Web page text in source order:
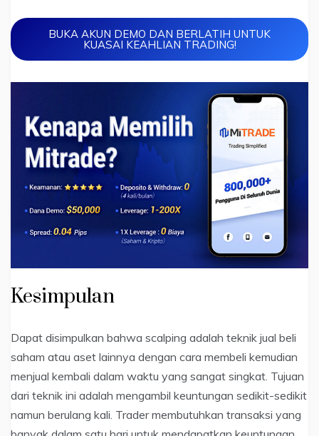
BUKA AKUN DEMO DAN BERLATIH UNTUK
KUASAI KEAHLIAN TRADING!
Kesimpulan
Dapat disimpulkan bahwa scalping adalah teknik jual beli
saham atau aset lainnya dengan cara membeli kemudian
menjual kembali dalam waktu yang sangat singkat. Tujuan
dari teknik ini adalah mengambil keuntungan sedikit-sedikit
namun berulang kali. Trader membutuhkan transaksi yang